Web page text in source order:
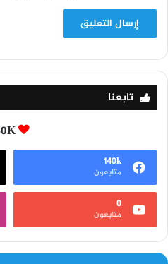
تابعنا
140k
متابعون
0
متابعون